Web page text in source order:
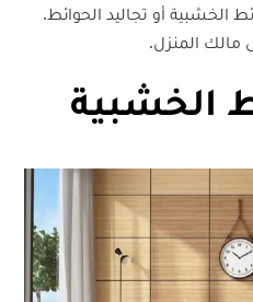
الخشبية أو تجاليد الحوائط.
مالك المنزل.
الخشبية